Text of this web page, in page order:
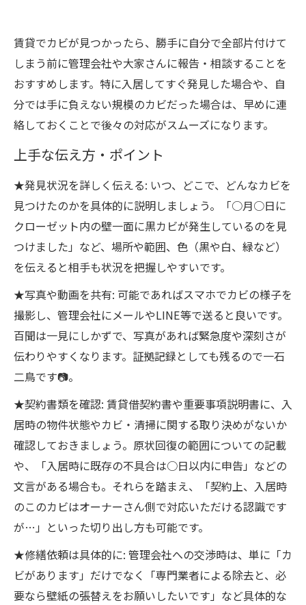
賃貸でカビが見つかったら、勝手に自分で全部片付けて
しまう前に管理会社や大家さんに報告・相談することを
おすすめします。特に入居してすぐ発見した場合や、自
分では手に負えない規模のカビだった場合は、早めに連
絡しておくことで後々の対応がスムーズになります。
上手な伝え方・ポイント
★発見状況を詳しく伝える: いつ、どこで、どんなカビを
見つけたのかを具体的に説明しましょう。「○月○日に
クローゼット内の壁一面に黒カビが発生しているのを見
つけました」など、場所や範囲、色（黒や白、緑など）
を伝えると相手も状況を把握しやすいです。
★写真や動画を共有: 可能であればスマホでカビの様子を
撮影し、管理会社にメールやLINE等で送ると良いです。
百聞は一見にしかずで、写真があれば緊急度や深刻さが
伝わりやすくなります。証拠記録としても残るので一石
二鳥です📷。
★契約書類を確認: 賃貸借契約書や重要事項説明書に、入
居時の物件状態やカビ・清掃に関する取り決めがないか
確認しておきましょう。原状回復の範囲についての記載
や、「入居時に既存の不具合は○日以内に申告」などの
文言がある場合も。それらを踏まえ、「契約上、入居時
のこのカビはオーナーさん側で対応いただける認識です
が…」といった切り出し方も可能です。
★修繕依頼は具体的に: 管理会社への交渉時は、単に「カ
ビがあります」だけでなく「専門業者による除去と、必
要なら壁紙の張替えをお願いしたいです」など具体的な